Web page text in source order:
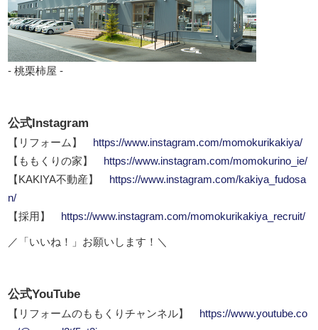
- 桃栗柿屋 -
公式Instagram
【リフォーム】
https://www.instagram.com/momokurikakiya/
【ももくりの家】
https://www.instagram.com/momokurino_ie/
【KAKIYA不動産】
https://www.instagram.com/kakiya_fudosa
n/
【採用】
https://www.instagram.com/momokurikakiya_recruit/
／「いいね！」お願いします！＼
公式YouTube
【リフォームのももくりチャンネル】
https://www.youtube.co